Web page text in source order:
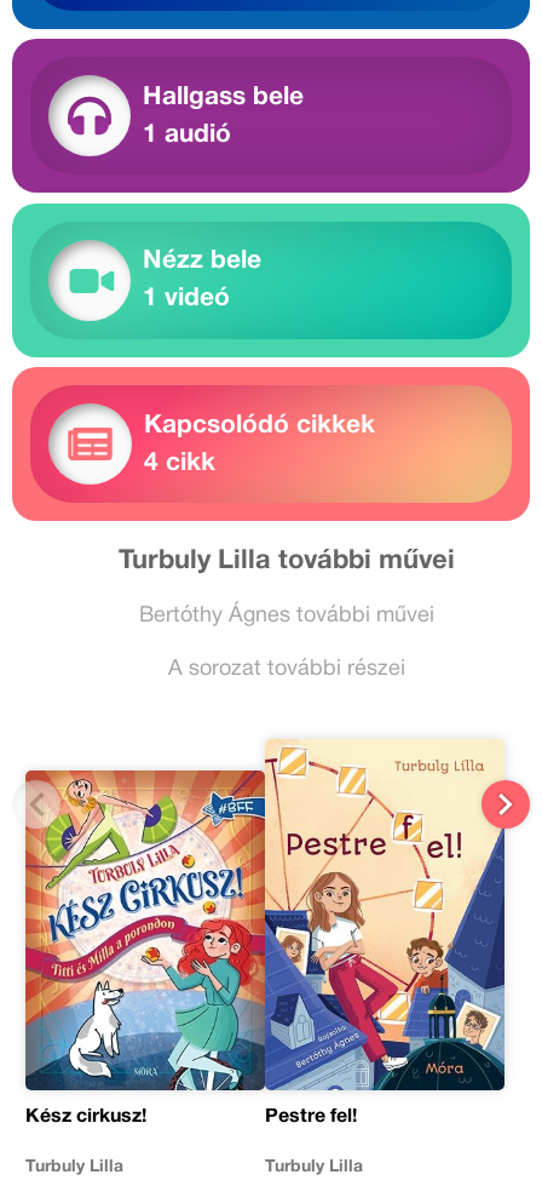
Hallgass bele
1 audió
Nézz bele
1 videó
Kapcsolódó cikkek
4 cikk
Turbuly Lilla további művei
Bertóthy Ágnes további művei
A sorozat további részei
Kész cirkusz!
Turbuly Lilla
Pestre fel!
Turbuly Lilla